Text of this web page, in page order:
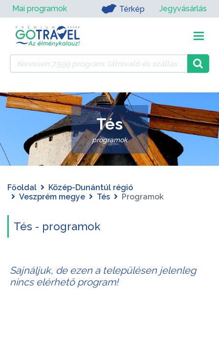
Mai programok Térkép Jegyvásárlás
Tés
programok
Főoldal
Közép-Dunántúl régió
Veszprém megye
Tés Programok
Tés - programok
Sajnáljuk, de ezen a településen jelenleg
nincs elérhető program!